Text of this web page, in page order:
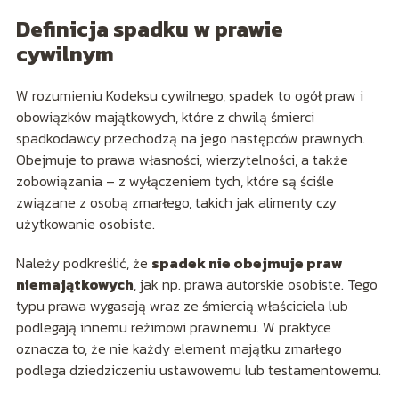
Definicja spadku w prawie
cywilnym
W rozumieniu Kodeksu cywilnego, spadek to ogół praw i
obowiązków majątkowych, które z chwilą śmierci
spadkodawcy przechodzą na jego następców prawnych.
Obejmuje to prawa własności, wierzytelności, a także
zobowiązania – z wyłączeniem tych, które są ściśle
związane z osobą zmarłego, takich jak alimenty czy
użytkowanie osobiste.
Należy podkreślić, że spadek nie obejmuje praw
niemajątkowych, jak np. prawa autorskie osobiste. Tego
typu prawa wygasają wraz ze śmiercią właściciela lub
podlegają innemu reżimowi prawnemu. W praktyce
oznacza to, że nie każdy element majątku zmarłego
podlega dziedziczeniu ustawowemu lub testamentowemu.